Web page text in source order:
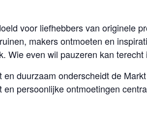
voor liefhebbers van originele
makers ontmoeten en
Wie even wil pauzeren kan
duurzaam onderscheidt de
persoonlijke ontmoetingen